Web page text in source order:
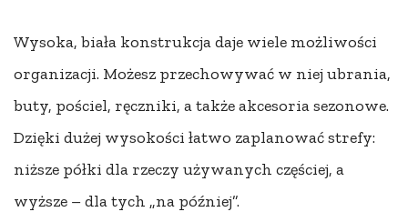
Wysoka, biała konstrukcja daje wiele możliwości
organizacji. Możesz przechowywać w niej ubrania,
buty, pościel, ręczniki, a także akcesoria sezonowe.
Dzięki dużej wysokości łatwo zaplanować strefy:
niższe półki dla rzeczy używanych częściej, a
wyższe – dla tych „na później”.